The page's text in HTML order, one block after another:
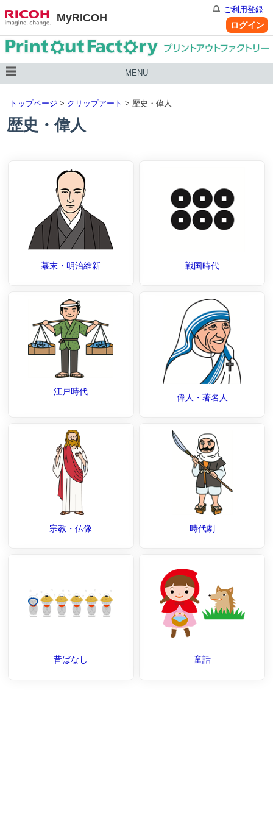
MyRICOH
ご利用登録
ログイン
MENU
トップページ > クリップアート > 歴史・偉人
歴史・偉人
幕末・明治維新 戦国時代
江戸時代
偉人・著名人
宗教・仏像 時代劇
昔ばなし 童話